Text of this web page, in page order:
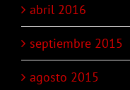
abril 2016
septiembre 2015
agosto 2015